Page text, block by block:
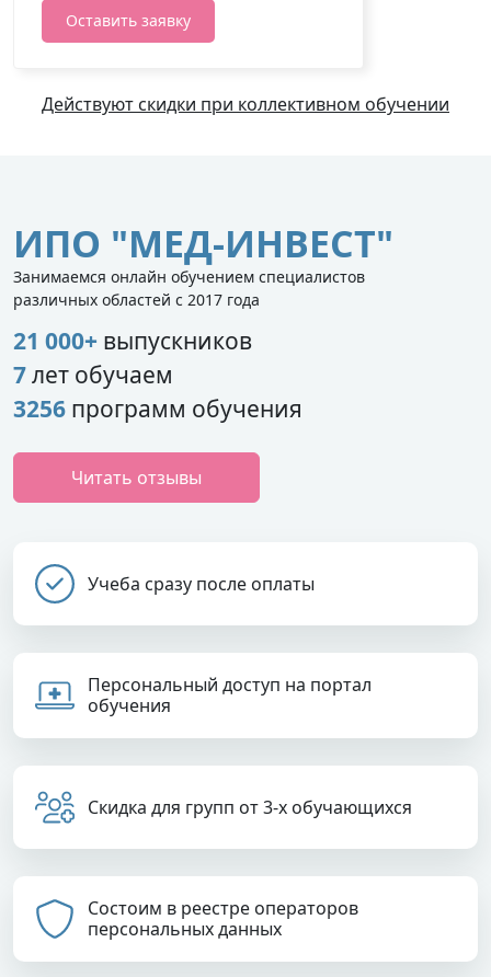
Оставить заявку
Действуют скидки при коллективном обучении
ИПО "МЕД-ИНВЕСТ"
Занимаемся онлайн обучением специалистов
различных областей с 2017 года
21 000+ выпускников
7лет обучаем
3256 программ обучения
Читать отзывы
Учеба сразу после оплаты
Персональный доступ на портал
обучения
Скидка для групп от 3-х обучающихся
Состоим в реестре операторов
персональных данных